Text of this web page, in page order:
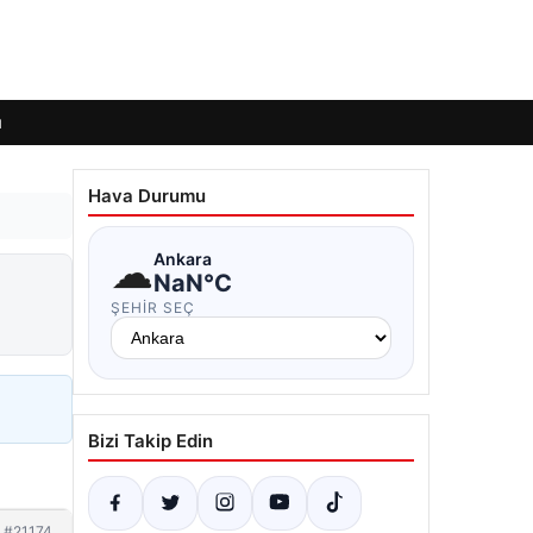
Hava Durumu
☁Ankara
NaN°C
ŞEHIR SEÇ
Bizi Takip Edin